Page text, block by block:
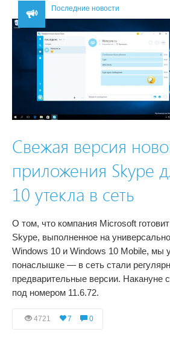
Последние новости
Свежая версия
приложения Skype
10 утекла в сеть
О том, что компания Microsoft
Skype, выполненное на
Windows 10 и Windows 10 Mobile, мы
понаслышке — в сеть стали
предварительные версии. Накануне
под номером 11.6.72.
4721 7 0